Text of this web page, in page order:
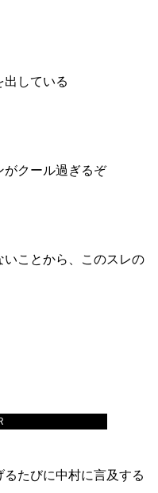
出している
がクール過ぎるぞ
ことから、このスレの
たびに中村に言及する